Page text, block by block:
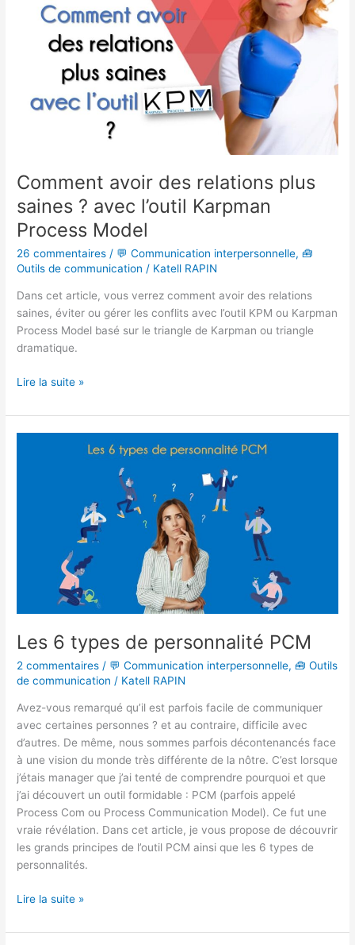
Comment avoir des relations plus
saines ? avec l’outil Karpman
Process Model
26 commentaires / 💬 Communication interpersonnelle,🧰
Outils de communication / Katell RAPIN
Dans cet article, vous verrez comment avoir des relations
saines, éviter ou gérer les conflits avec l’outil KPM ou Karpman
Process Model basé sur le triangle de Karpman ou triangle
dramatique.
saines
Process
Model
Lire la suite »
Les 6 types de personnalité PCM
2 commentaires / 💬 Communication interpersonnelle,🧰 Outils
de communication / Katell RAPIN
Avez-vous remarqué qu’il est parfois facile de communiquer
avec certaines personnes ? et au contraire, difficile avec
d’autres. De même, nous sommes parfois décontenancés face
à une vision du monde très différente de la nôtre. C’est lorsque
j’étais manager que j’ai tenté de comprendre pourquoi et que
j’ai découvert un outil formidable : PCM (parfois appelé
Process Com ou Process Communication Model). Ce fut une
vraie révélation. Dans cet article, je vous propose de découvrir
les grands principes de l’outil PCM ainsi que les 6 types de
personnalités.
Lire la suite »